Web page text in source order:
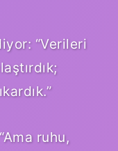
“Verileri
ruhu,